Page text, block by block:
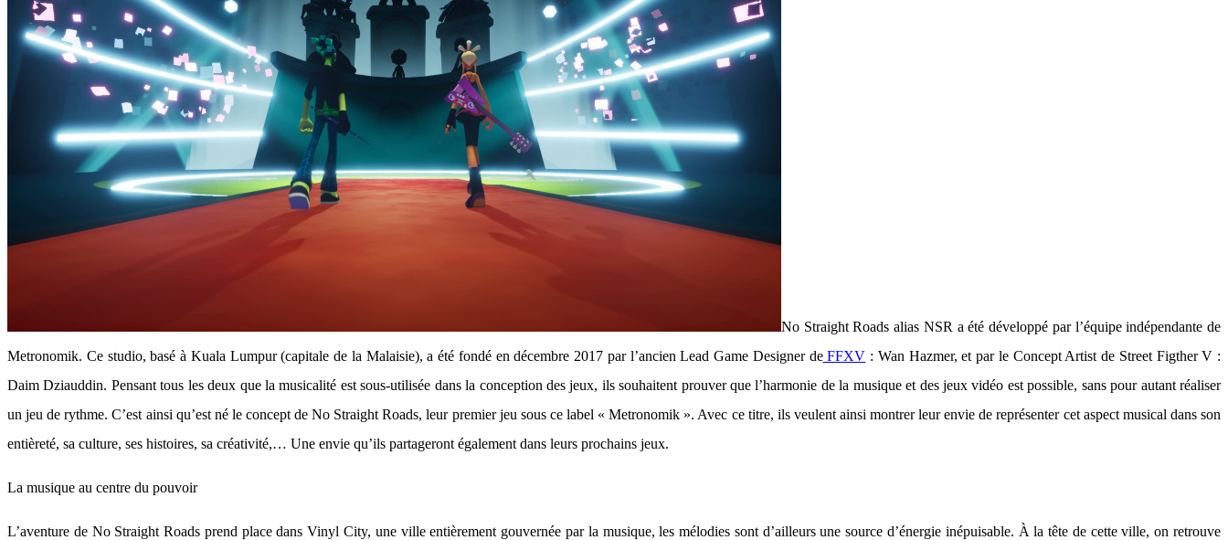
No Straight Roads alias NSR a été développé par l’équipe indépendante de
Metronomik. Ce studio, basé à Kuala Lumpur (capitale de la Malaisie), a été fondé en décembre 2017 par l’ancien Lead Game Designer deFFXV : Wan Hazmer, et par le Concept Artist de Street Figther V :
Daim Dziauddin. Pensant tous les deux que la musicalité est sous-utilisée dans la conception des jeux, ils souhaitent prouver que l’harmonie de la musique et des jeux vidéo est possible, sans pour autant réaliser
un jeu de rythme. C’est ainsi qu’est né le concept de No Straight Roads, leur premier jeu sous ce label « Metronomik ». Avec ce titre, ils veulent ainsi montrer leur envie de représenter cet aspect musical dans son
entièreté, sa culture, ses histoires, sa créativité,… Une envie qu’ils partageront également dans leurs prochains jeux.
La musique au centre du pouvoir
L’aventure de No Straight Roads prend place dans Vinyl City, une ville entièrement gouvernée par la musique, les mélodies sont d’ailleurs une source d’énergie inépuisable. À la tête de cette ville, on retrouve